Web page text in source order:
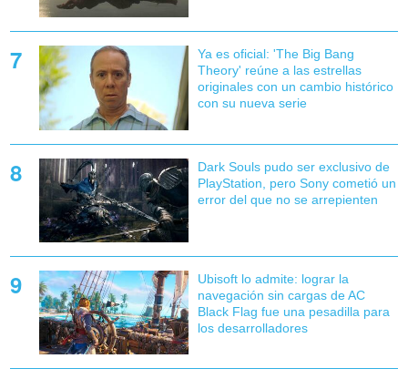
Ya es oficial: 'The Big Bang
Theory' reúne a las estrellas
originales con un cambio histórico
con su nueva serie
Dark Souls pudo ser exclusivo de
PlayStation, pero Sony cometió un
error del que no se arrepienten
Ubisoft lo admite: lograr la
navegación sin cargas de AC
Black Flag fue una pesadilla para
los desarrolladores